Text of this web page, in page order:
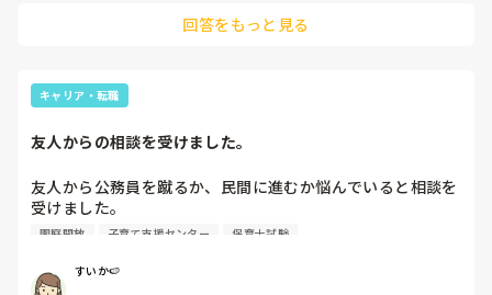
回答をもっと見る
キャリア・転職
友人からの相談を受けました。
友人から公務員を蹴るか、民間に進むか悩んでいると相談を
受けました。
んでいるそうです。
園庭開放 子育て支援センター 保育士試験
すいか🍉